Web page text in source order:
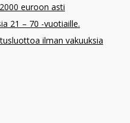
euroon asti
21 – 70 -vuotiaille.
ilman vakuuksia